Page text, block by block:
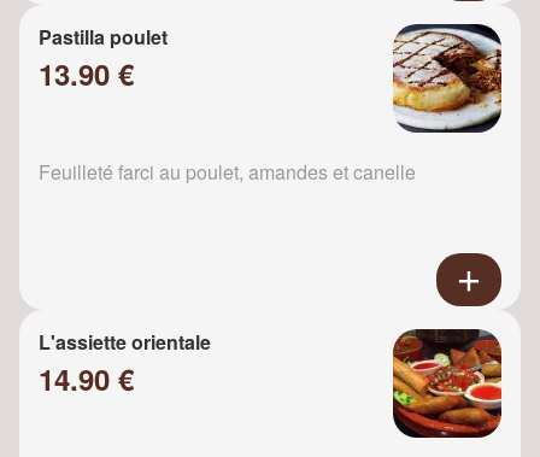
Pastilla poulet
13.90 €
Feuilleté farci au poulet, amandes et canelle
L'assiette orientale
14.90 €